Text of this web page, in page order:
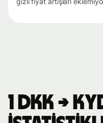
1 DKK →